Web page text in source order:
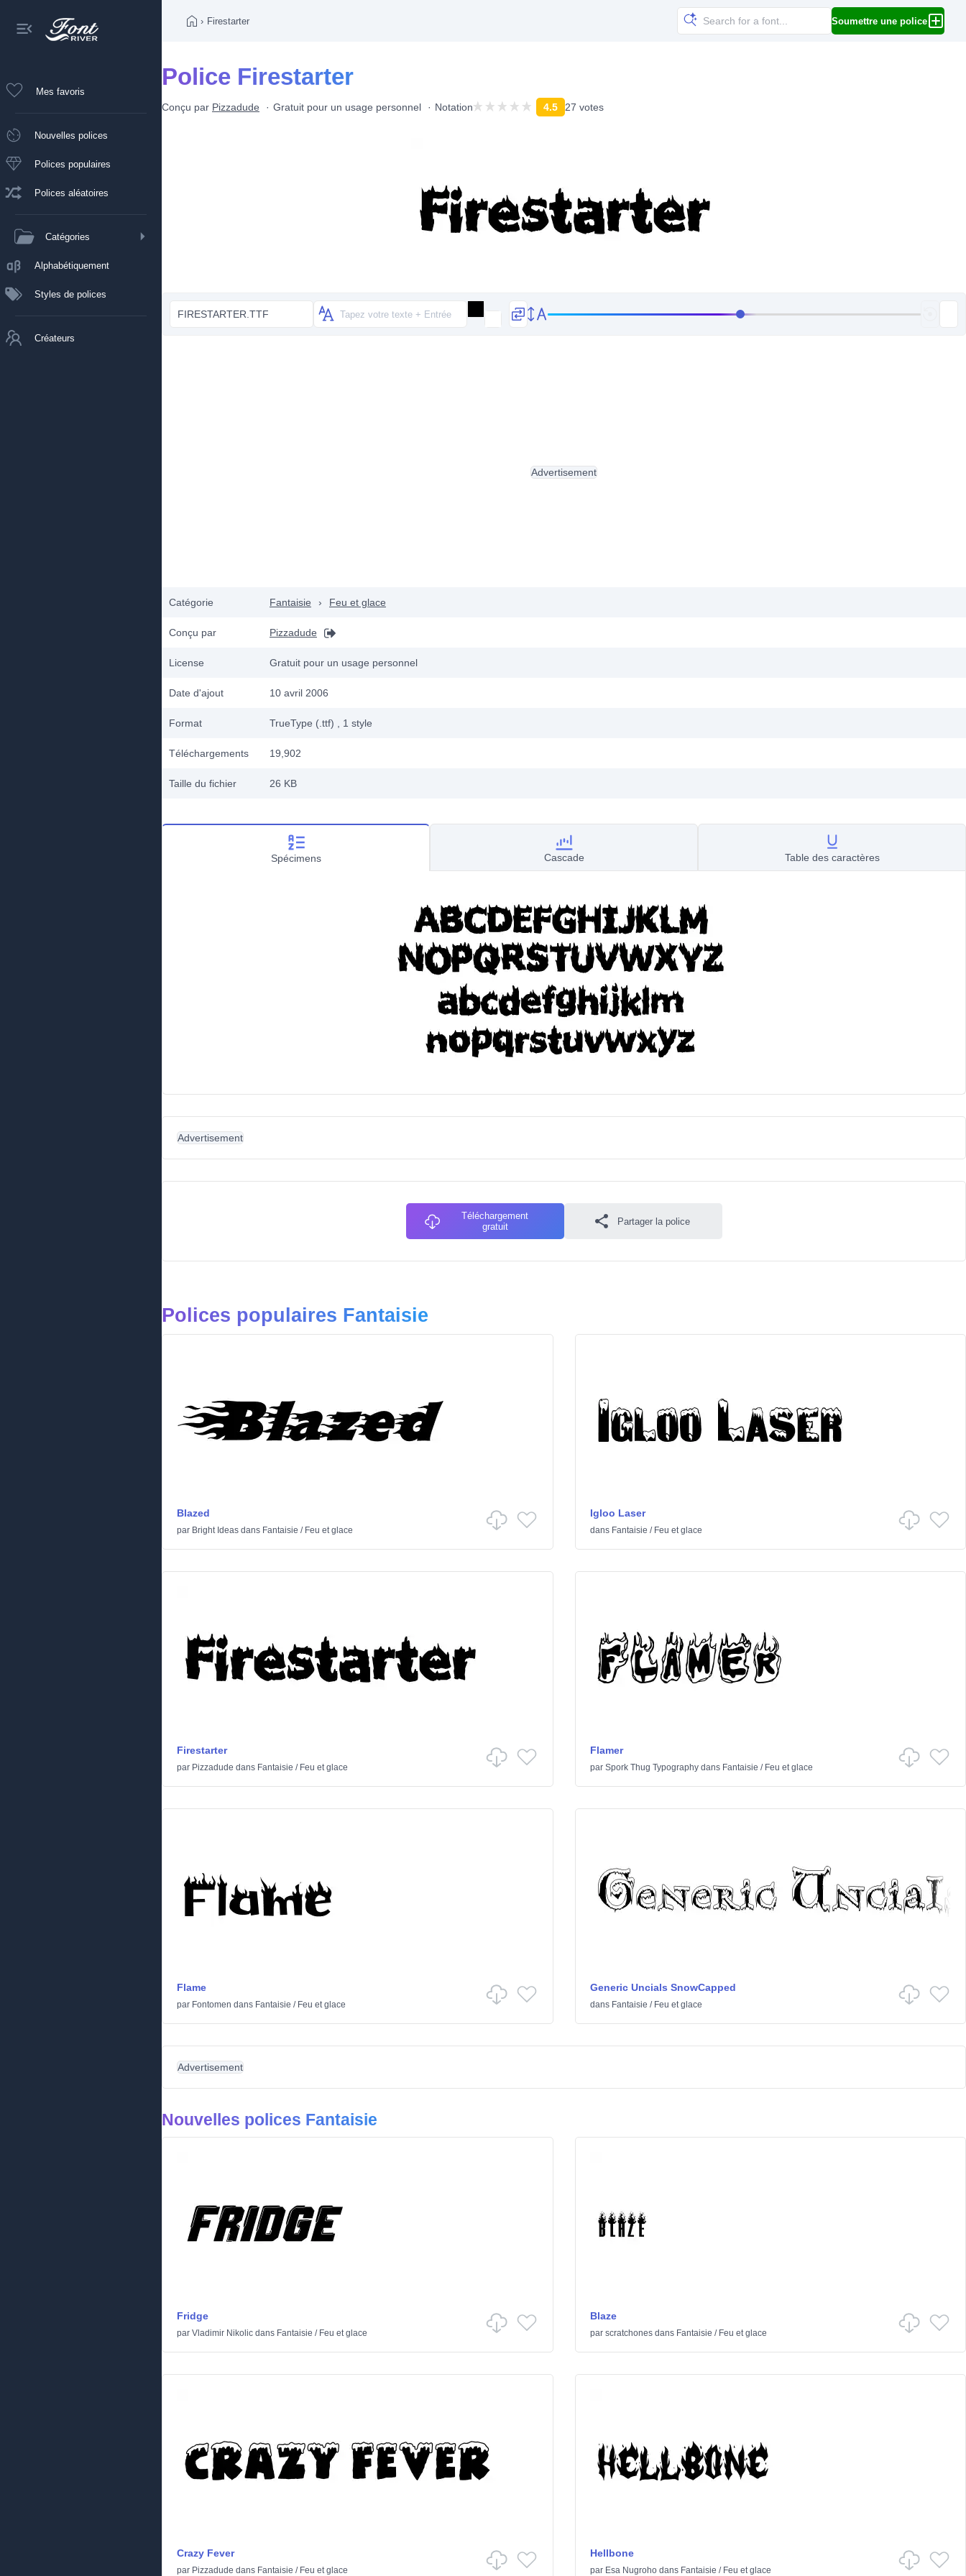
Mes favoris
Nouvelles polices
Polices populaires
Polices aléatoires
Catégories
Alphabétiquement
Styles de polices
Créateurs
› Firestarter Soumettre une police
Police Firestarter
Conçu par Pizzadude Gratuit pour un usage personnel Notation 4.5 27 votes
FIRESTARTER.TTF
Catégorie Fantaisie › Feu et glace
Conçu par Pizzadude
License Gratuit pour un usage personnel
Date d'ajout 10 avril 2006
Format TrueType (.ttf) , 1 style
Téléchargements 19,902
Taille du fichier 26 KB
Advertisement
Spécimens Cascade Table des caractères
Advertisement
Téléchargement
gratuit
Partager la police
Polices populaires Fantaisie
Blazed
par Bright Ideas dans Fantaisie / Feu et glace
Igloo Laser
dans Fantaisie / Feu et glace
Firestarter
par Pizzadude dans Fantaisie / Feu et glace
Flamer
par Spork Thug Typographydans Fantaisie / Feu et glace
Flame
par Fontomen dans Fantaisie / Feu et glace
Generic Uncials SnowCapped
dans Fantaisie / Feu et glace
Advertisement
Nouvelles polices Fantaisie
Fridge
par Vladimir Nikolic dans Fantaisie / Feu et glace
Blaze
par scratchonesdans Fantaisie / Feu et glace
Crazy Fever
par Pizzadude dans Fantaisie / Feu et glace
Hellbone
par Esa Nugrohodans Fantaisie / Feu et glace